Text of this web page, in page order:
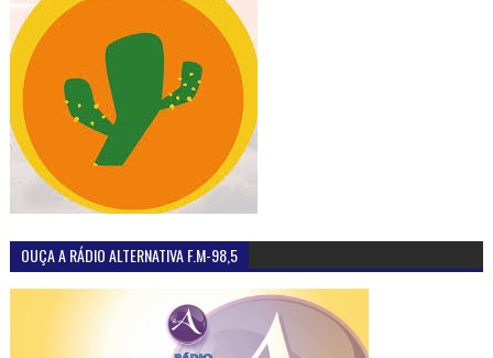
OUÇA A RÁDIO ALTERNATIVA F.M-98,5